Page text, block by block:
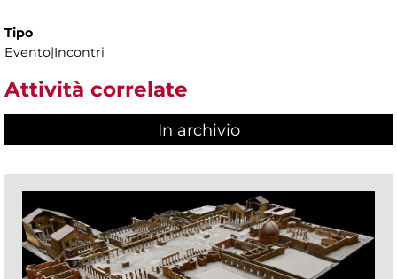
Tipo
Evento|Incontri
Attività correlate
In archivio